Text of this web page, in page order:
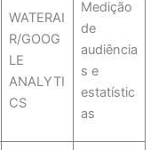
WATERAI
R/GOOG
LE
ANALYTI
CS
Medição
de
audiência
s e
estatístic
as